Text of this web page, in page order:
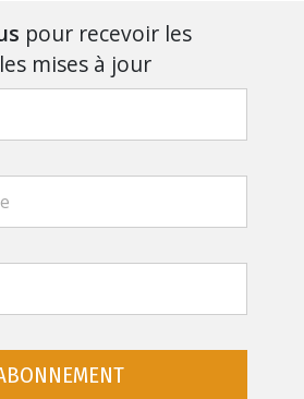
pour recevoir les
mises à jour